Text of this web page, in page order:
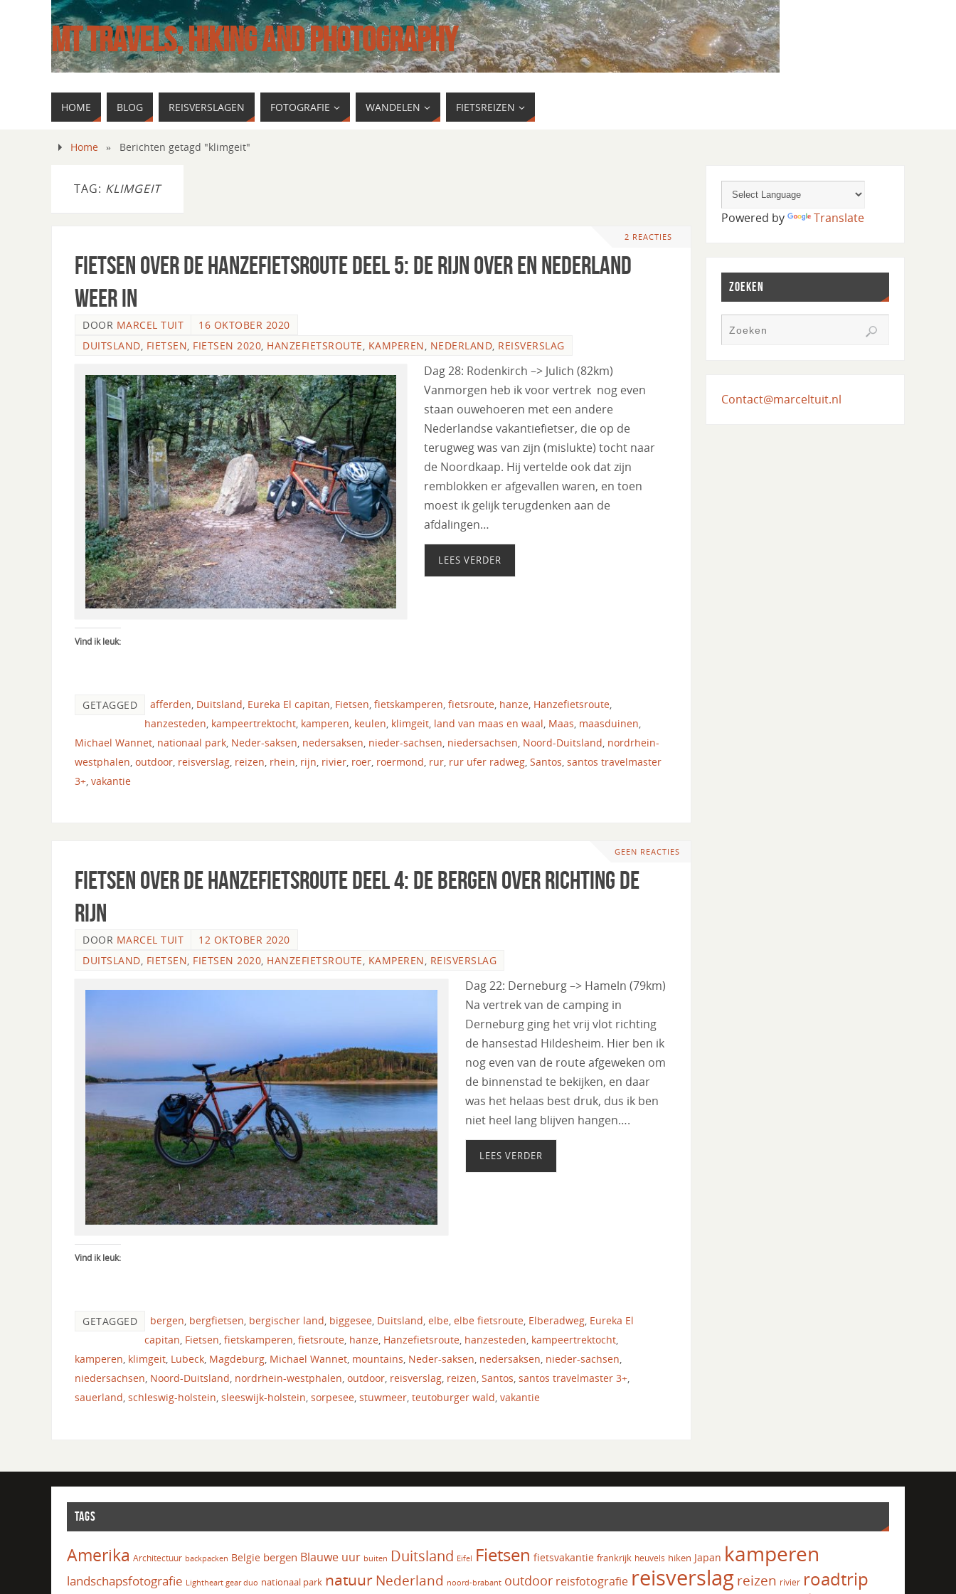
MT TRAVELS, HIKING AND PHOTOGRAPHY
HOME BLOG REISVERSLAGEN FOTOGRAFIE WANDELEN FIETSREIZEN
Home » Berichten getagd "klimgeit"
TAG: KLIMGEIT
2 REACTIES
Fietsen over de Hanzefietsroute deel 5: de Rijn over en Nederland
weer in
DOOR MARCEL TUIT
16 OKTOBER 2020
DUITSLAND, FIETSEN, FIETSEN 2020, HANZEFIETSROUTE, KAMPEREN, NEDERLAND, REISVERSLAG
Dag 28: Rodenkirch –> Julich (82km)
Vanmorgen heb ik voor vertrek nog even
staan ouwehoeren met een andere
Nederlandse vakantiefietser, die op de
terugweg was van zijn (mislukte) tocht naar
de Noordkaap. Hij vertelde ook dat zijn
remblokken er afgevallen waren, en toen
moest ik gelijk terugdenken aan de
afdalingen…
LEES VERDER
Vind ik leuk:
GETAGGED afferden Duitsland Eureka El capitan Fietsen fietskamperen fietsroute hanze Hanzefietsroute
hanzesteden kampeertrektocht kamperen keulen klimgeit land van maas en waal Maas maasduinen
Michael Wannet nationaal park Neder-saksen nedersaksen nieder-sachsen niedersachsen Noord-Duitsland nordrhein-
westphalen outdoor reisverslag reizen rhein rijn rivier roer roermond rur rur ufer radweg Santos santos travelmaster
3+ vakantie
GEEN REACTIES
Fietsen over de Hanzefietsroute deel 4: de bergen over richting de
Rijn
DOOR MARCEL TUIT
12 OKTOBER 2020
DUITSLAND, FIETSEN, FIETSEN 2020, HANZEFIETSROUTE, KAMPEREN, REISVERSLAG
Dag 22: Derneburg –> Hameln (79km)
Na vertrek van de camping in
Derneburg ging het vrij vlot richting
de hansestad Hildesheim. Hier ben ik
nog even van de route afgeweken om
de binnenstad te bekijken, en daar
was het helaas best druk, dus ik ben
niet heel lang blijven hangen….
LEES VERDER
Vind ik leuk:
GETAGGED bergen, bergfietsen, bergischer land, biggesee, Duitsland, elbe, elbe fietsroute, Elberadweg, Eureka El
capitan, Fietsen, fietskamperen, fietsroute, hanze, Hanzefietsroute, hanzesteden, kampeertrektocht,
kamperen, klimgeit, Lubeck, Magdeburg, Michael Wannet, mountains, Neder-saksen, nedersaksen, nieder-sachsen,
niedersachsen, Noord-Duitsland, nordrhein-westphalen, outdoor, reisverslag, reizen, Santos, santos travelmaster 3+,
sauerland, schleswig-holstein, sleeswijk-holstein, sorpesee, stuwmeer, teutoburger wald, vakantie
Powered by Translate
ZOEKEN
Contact@marceltuit.nl
TAGS
Amerika Architectuur backpacken Belgie bergen Blauwe uur buiten Duitsland Eifel Fietsen fietsvakantie frankrijk heuvels hiken Japan kamperen
landschapsfotografie Lightheart gear duo nationaal park natuur Nederland noord-brabant outdoor reisfotografie reisverslag reizen rivier roadtrip